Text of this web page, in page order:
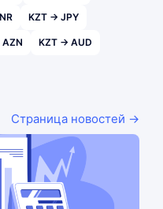
KZT → JPY
KZT → AUD
Страница новостей →